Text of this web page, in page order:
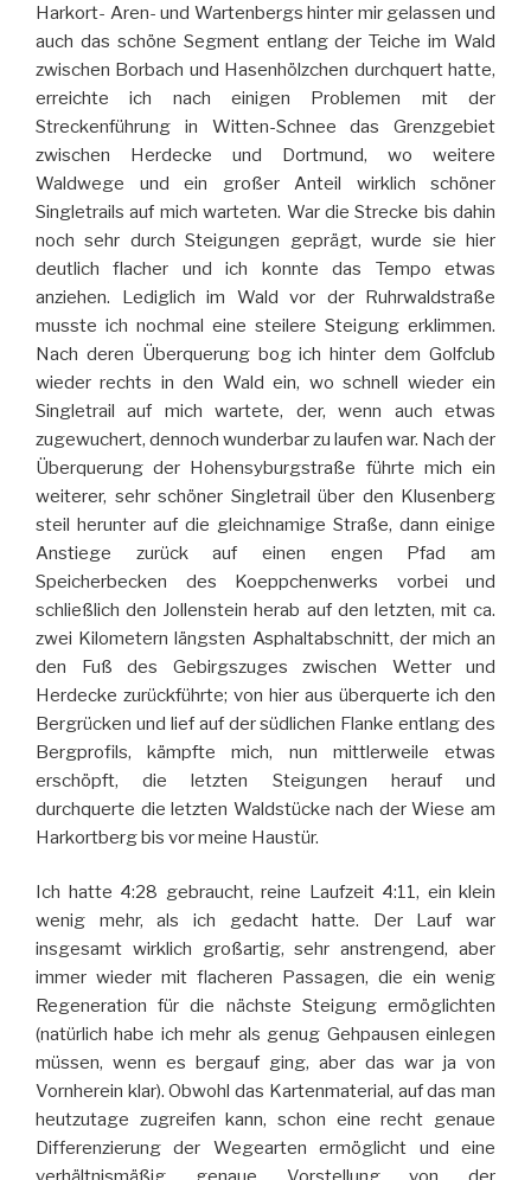
Harkort- Aren- und Wartenbergs hinter mir gelassen und
auch das schöne Segment entlang der Teiche im Wald
zwischen Borbach und Hasenhölzchen durchquert hatte,
erreichte ich nach einigen Problemen mit der
Streckenführung in Witten-Schnee das Grenzgebiet
zwischen Herdecke und Dortmund, wo weitere
Waldwege und ein großer Anteil wirklich schöner
Singletrails auf mich warteten. War die Strecke bis dahin
noch sehr durch Steigungen geprägt, wurde sie hier
deutlich flacher und ich konnte das Tempo etwas
anziehen. Lediglich im Wald vor der Ruhrwaldstraße
musste ich nochmal eine steilere Steigung erklimmen.
Nach deren Überquerung bog ich hinter dem Golfclub
wieder rechts in den Wald ein, wo schnell wieder ein
Singletrail auf mich wartete, der, wenn auch etwas
zugewuchert, dennoch wunderbar zu laufen war. Nach der
Überquerung der Hohensyburgstraße führte mich ein
weiterer, sehr schöner Singletrail über den Klusenberg
steil herunter auf die gleichnamige Straße, dann einige
Anstiege zurück auf einen engen Pfad am
Speicherbecken des Koeppchenwerks vorbei und
schließlich den Jollenstein herab auf den letzten, mit ca.
zwei Kilometern längsten Asphaltabschnitt, der mich an
den Fuß des Gebirgszuges zwischen Wetter und
Herdecke zurückführte; von hier aus überquerte ich den
Bergrücken und lief auf der südlichen Flanke entlang des
Bergprofils, kämpfte mich, nun mittlerweile etwas
erschöpft, die letzten Steigungen herauf und
durchquerte die letzten Waldstücke nach der Wiese am
Harkortberg bis vor meine Haustür.
Ich hatte 4:28 gebraucht, reine Laufzeit 4:11, ein klein
wenig mehr, als ich gedacht hatte. Der Lauf war
insgesamt wirklich großartig, sehr anstrengend, aber
immer wieder mit flacheren Passagen, die ein wenig
Regeneration für die nächste Steigung ermöglichten
(natürlich habe ich mehr als genug Gehpausen einlegen
müssen, wenn es bergauf ging, aber das war ja von
Vornherein klar). Obwohl das Kartenmaterial, auf das man
heutzutage zugreifen kann, schon eine recht genaue
Differenzierung der Wegearten ermöglicht und eine